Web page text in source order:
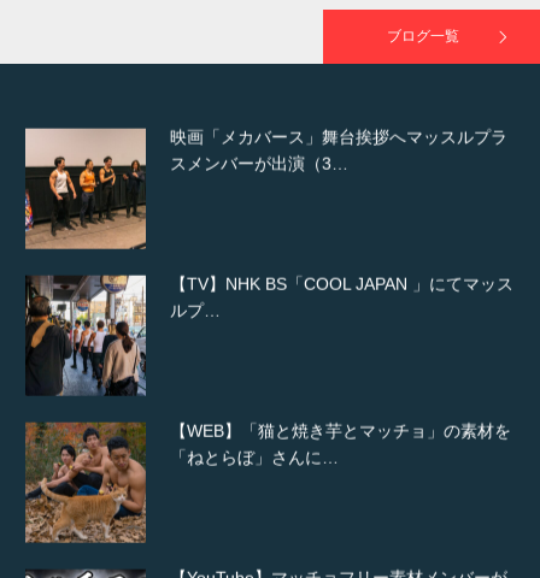
ブログ一覧
スメンバーが出演（3…
ルプ…
「ねとらぼ」さんに…